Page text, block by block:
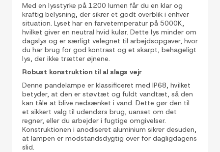
Med en lysstyrke på 1200 lumen får du en klar og
kraftig belysning, der sikrer et godt overblik i enhver
situation. Lyset har en farvetemperatur på 5000K,
hvilket giver en neutral hvid kulør. Dette lys minder om
dagslys og er særligt velegnet til arbejdsopgaver, hvor
du har brug for god kontrast og et skarpt, behageligt
lys, der ikke trætter øjnene.
Robust konstruktion til al slags vejr
Denne pandelampe er klassificeret med IP68, hvilket
betyder, at den er støvtæt og fuldt vandtæt, så den
kan tåle at blive nedsænket i vand. Dette gør den til
et sikkert valg til udendørs brug, uanset om det
regner, eller du arbejder i fugtige omgivelser.
Konstruktionen i anodiseret aluminium sikrer desuden,
at lampen er modstandsdygtig over for dagligdagens
slid.